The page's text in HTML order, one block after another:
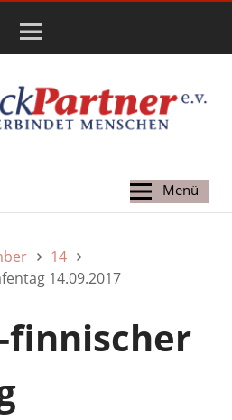
Hauptmenü
Menü
14
14.09.2017
finnischer